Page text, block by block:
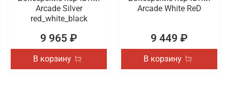
Arcade Silver
red_white_black
9 965 ₽
В корзину
Arcade White ReD
9 449 ₽
В корзину